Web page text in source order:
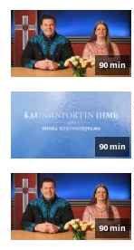
90 min
90 min
90 min